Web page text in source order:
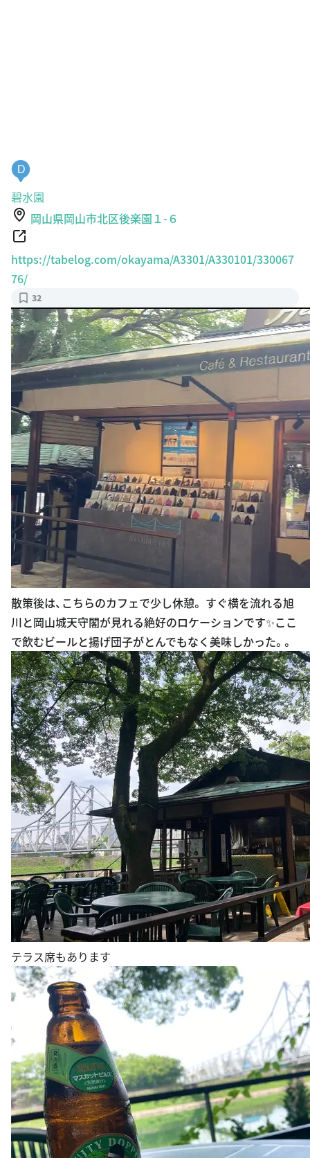
D
碧水園
岡山県岡山市北区後楽園１-６
https://tabelog.com/okayama/A3301/A330101/330067
76/
32
散策後は、こちらのカフェで少し休憩。 すぐ横を流れる旭
川と岡山城天守閣が見れる絶好のロケーションです✨ここ
で飲むビールと揚げ団子がとんでもなく美味しかった。。
テラス席もあります